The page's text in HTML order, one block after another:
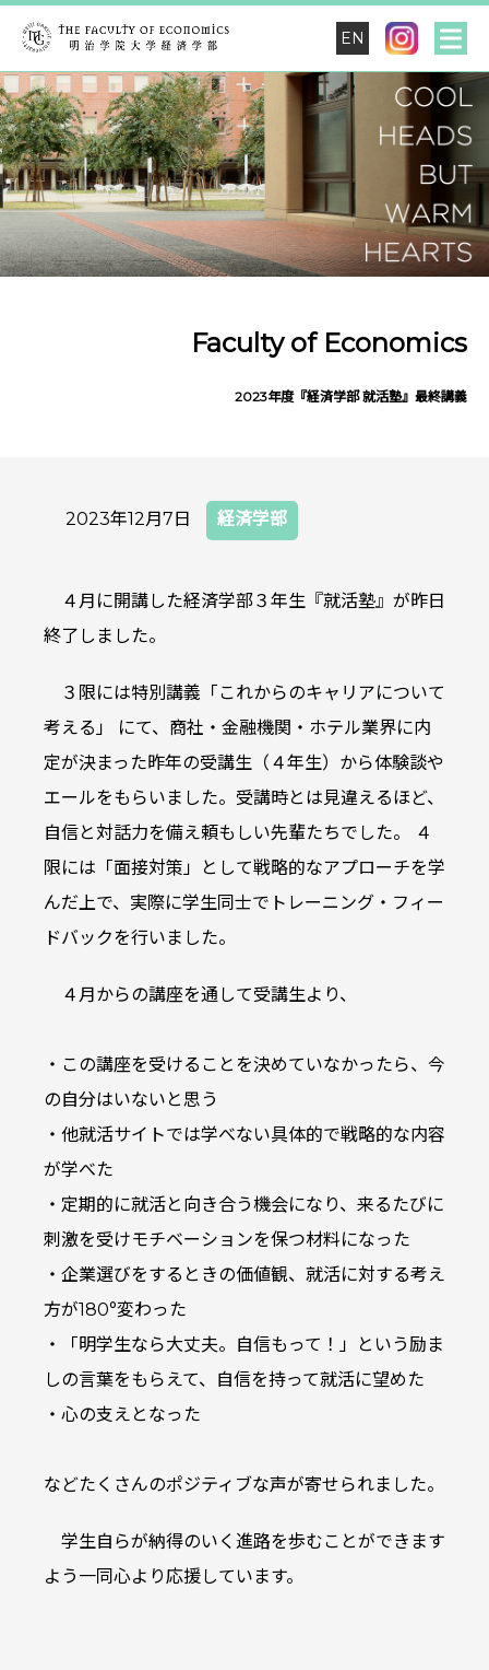
EN
Faculty of Economics
2023年度『経済学部 就活塾』最終講義
2023年12月7日 経済学部
４月に開講した経済学部３年生『就活塾』が昨日
終了しました。
３限には特別講義「これからのキャリアについて
考える」 にて、商社・金融機関・ホテル業界に内
定が決まった昨年の受講生（４年生）から体験談や
エールをもらいました。受講時とは見違えるほど、
自信と対話力を備え頼もしい先輩たちでした。 ４
限には「面接対策」として戦略的なアプローチを学
んだ上で、実際に学生同士でトレーニング・フィー
ドバックを行いました。
４月からの講座を通して受講生より、
・この講座を受けることを決めていなかったら、今
の自分はいないと思う
・他就活サイトでは学べない具体的で戦略的な内容
が学べた
・定期的に就活と向き合う機会になり、来るたびに
刺激を受けモチベーションを保つ材料になった
・企業選びをするときの価値観、就活に対する考え
方が180°変わった
・「明学生なら大丈夫。自信もって！」という励ま
しの言葉をもらえて、自信を持って就活に望めた
・心の支えとなった
などたくさんのポジティブな声が寄せられました。
学生自らが納得のいく進路を歩むことができます
よう一同心より応援しています。